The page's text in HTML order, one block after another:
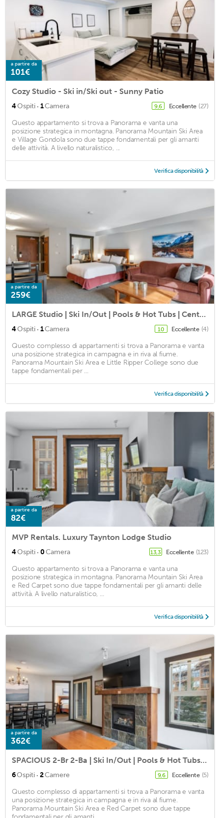
a partire da
101€
Cozy Studio - Ski in/Ski out - Sunny Patio
4Ospiti · 1Camera 9,6 Eccellente (27)
Questo appartamento si trova a Panorama e vanta una
posizione strategica in montagna. Panorama Mountain Ski Area
e Village Gondola sono due tappe fondamentali per gli amanti
delle attività. A livello naturalistico, ...
Verifica disponibilità
a partire da
259€
LARGE Studio | Ski In/Out | Pools & Hot Tubs | Central Upper Village Location
4Ospiti · 1Camera 10 Eccellente (4)
Questo complesso di appartamenti si trova a Panorama e vanta
una posizione strategica in campagna e in riva al fiume.
Panorama Mountain Ski Area e Little Ripper College sono due
tappe fondamentali per ...
Verifica disponibilità
a partire da
82€
MVP Rentals. Luxury Taynton Lodge Studio
4Ospiti · 0Camera 13,3 Eccellente (123)
Questo appartamento si trova a Panorama e vanta una
posizione strategica in montagna. Panorama Mountain Ski Area
e Red Carpet sono due tappe fondamentali per gli amanti delle
attività. A livello naturalistico, ...
Verifica disponibilità
a partire da
362€
SPACIOUS 2-Br 2-Ba | Ski In/Out | Pools & Hot Tubs | In HEART of Panorama Resort
6Ospiti · 2Camere 9,6 Eccellente (5)
Questo complesso di appartamenti si trova a Panorama e vanta
una posizione strategica in campagna e in riva al fiume.
Panorama Mountain Ski Area e Red Carpet sono due tappe